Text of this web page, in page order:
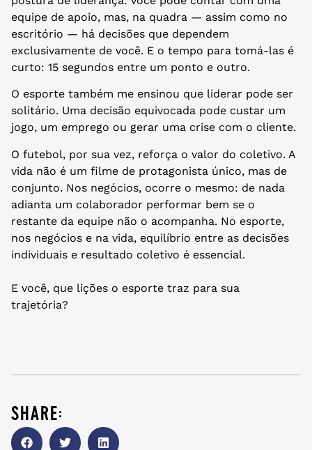
equipe de apoio, mas, na quadra — assim como no
escritório — há decisões que dependem
exclusivamente de você. E o tempo para tomá-las é
curto: 15 segundos entre um ponto e outro.
O esporte também me ensinou que liderar pode ser
solitário. Uma decisão equivocada pode custar um
jogo, um emprego ou gerar uma crise com o cliente.
O futebol, por sua vez, reforça o valor do coletivo. A
vida não é um filme de protagonista único, mas de
conjunto. Nos negócios, ocorre o mesmo: de nada
adianta um colaborador performar bem se o
restante da equipe não o acompanha. No esporte,
nos negócios e na vida, equilíbrio entre as decisões
individuais e resultado coletivo é essencial.
E você, que lições o esporte traz para sua
trajetória?
share: